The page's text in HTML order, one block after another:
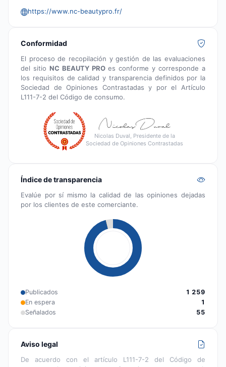
https://www.nc-beautypro.fr/
Conformidad
El proceso de recopilación y gestión de las evaluaciones
del sitio NC BEAUTY PROes conforme y corresponde a
los requisitos de calidad y transparencia definidos por la
Sociedad de Opiniones Contrastadas y por el Artículo
L111-7-2 del Código de consumo.
Nicolas Duval, Presidente de la
Sociedad de Opiniones Contrastadas
Índice de transparencia
Evalúe por sí mismo la calidad de las opiniones dejadas
por los clientes de este comerciante.
Publicados
1 259
En espera
1
Señalados
55
Aviso legal
De acuerdo con el artículo L111-7-2 del Código de